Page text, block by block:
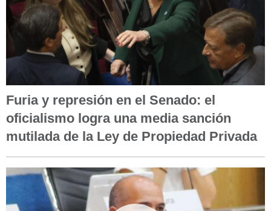
Furia y represión en el Senado: el
oficialismo logra una media sanción
mutilada de la Ley de Propiedad Privada